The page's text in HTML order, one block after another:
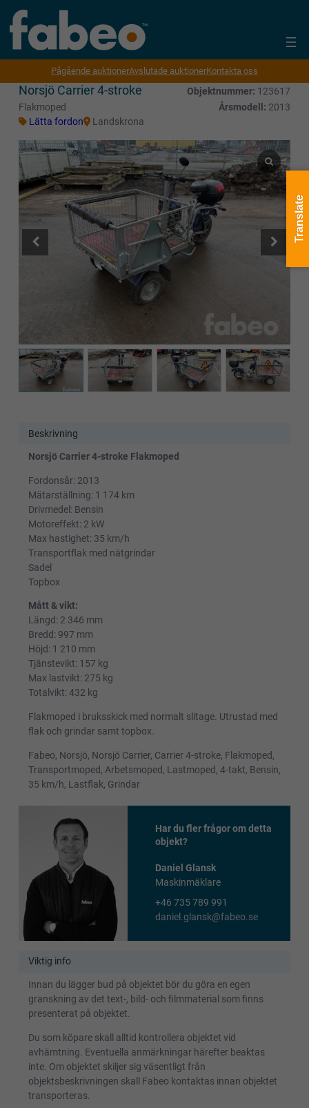
Pågående auktionerAvslutade auktionerKontakta oss
Norsjö Carrier 4-stroke Objektnummer: 123617
Flakmoped
Årsmodell: 2013
Lätta fordon
Landskrona
Beskrivning
Norsjö Carrier 4-stroke Flakmoped
Fordonsår: 2013
Mätarställning: 1 174 km
Drivmedel: Bensin
Motoreffekt: 2 kW
Max hastighet: 35 km/h
Transportflak med nätgrindar
Sadel
Topbox
Mått & vikt:
Längd: 2 346 mm
Bredd: 997 mm
Höjd: 1 210 mm
Tjänstevikt: 157 kg
Max lastvikt: 275 kg
Totalvikt: 432 kg
Flakmoped i bruksskick med normalt slitage. Utrustad med
flak och grindar samt topbox.
Fabeo, Norsjö, Norsjö Carrier, Carrier 4-stroke, Flakmoped,
Transportmoped, Arbetsmoped, Lastmoped, 4-takt, Bensin,
35 km/h, Lastflak, Grindar
Har du fler frågor om detta
objekt?
Daniel Glansk
Maskinmäklare
+46 735 789 991
daniel.glansk@fabeo.se
Viktig info
Innan du lägger bud på objektet bör du göra en egen
granskning av det text-, bild- och filmmaterial som finns
presenterat på objektet.
Du som köpare skall alltid kontrollera objektet vid
avhämtning. Eventuella anmärkningar härefter beaktas
inte. Om objektet skiljer sig väsentligt från
objektsbeskrivningen skall Fabeo kontaktas innan objektet
transporteras.
Translate